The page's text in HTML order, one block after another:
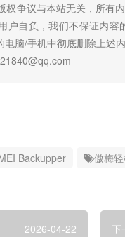
争议与本站无关，所有
户自负，我们不保证内
脑/手机中彻底删除上述
Backupper 傲梅
2026-04-22
下